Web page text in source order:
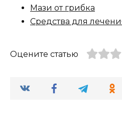
Мази от грибка
Средства для
Оцените статью